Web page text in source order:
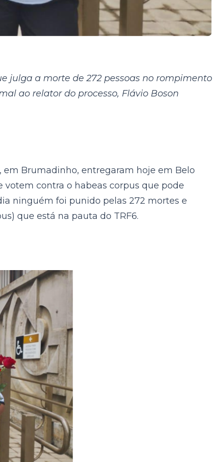
julga a morte de 272 pessoas no rompimento
ao relator do processo, Flávio Boson
Brumadinho, entregaram hoje em Belo
contra o habeas corpus que pode
ninguém foi punido pelas 272 mortes e
que está na pauta do TRF6.